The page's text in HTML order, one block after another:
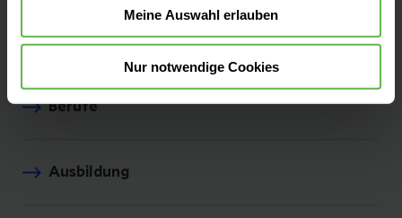
Meine Auswahl erlauben
Nur notwendige Cookies
Standorte
Berufe
Ausbildung